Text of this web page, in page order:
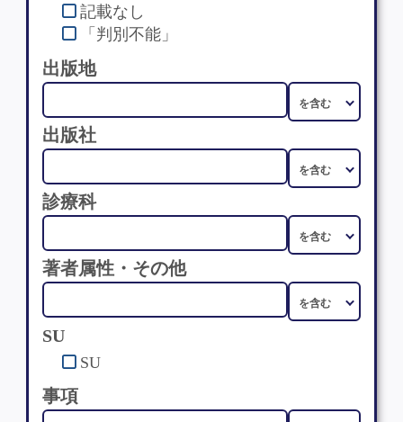
記載なし
「判別不能」
出版地
出版社
診療科
著者属性・その他
SU
SU
事項